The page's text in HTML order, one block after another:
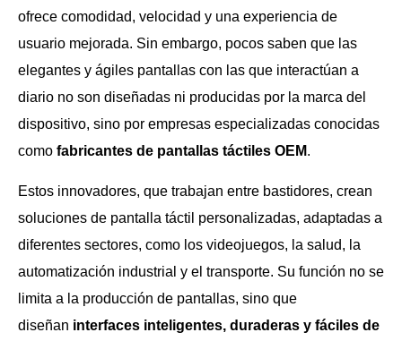
ofrece comodidad, velocidad y una experiencia de
usuario mejorada. Sin embargo, pocos saben que las
elegantes y ágiles pantallas con las que interactúan a
diario no son diseñadas ni producidas por la marca del
dispositivo, sino por empresas especializadas conocidas
como fabricantes de pantallas táctiles OEM.
Estos innovadores, que trabajan entre bastidores, crean
soluciones de pantalla táctil personalizadas, adaptadas a
diferentes sectores, como los videojuegos, la salud, la
automatización industrial y el transporte. Su función no se
limita a la producción de pantallas, sino que
diseñan interfaces inteligentes, duraderas y fáciles de